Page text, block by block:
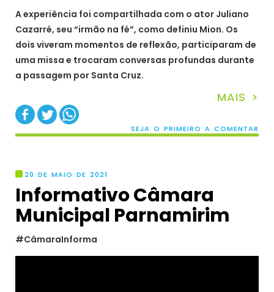
A experiência foi compartilhada com o ator Juliano
Cazarré, seu “irmão na fé”, como definiu Mion. Os
dois viveram momentos de reflexão, participaram de
uma missa e trocaram conversas profundas durante
a passagem por Santa Cruz.
MAIS >
SEJA O PRIMEIRO A COMENTAR
20 DE MAIO DE 2021
Informativo Câmara
Municipal Parnamirim
#CâmaraInforma